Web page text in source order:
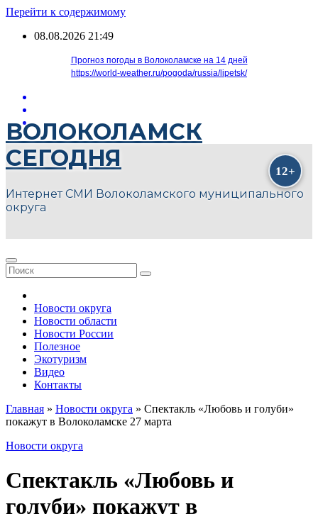
Перейти к содержимому
08.08.2026 21:49
Прогноз погоды в Волоколамске на 14 дней
https://world-weather.ru/pogoda/russia/lipetsk/
ВОЛОКОЛАМСК
СЕГОДНЯ
Интернет СМИ Волоколамского муниципального
округа
Новости округа
Новости области
Новости России
Полезное
Экотуризм
Видео
Контакты
Главная » Новости округа » Спектакль «Любовь и голуби»
покажут в Волоколамске 27 марта
Новости округа
Спектакль «Любовь и
голуби» покажут в